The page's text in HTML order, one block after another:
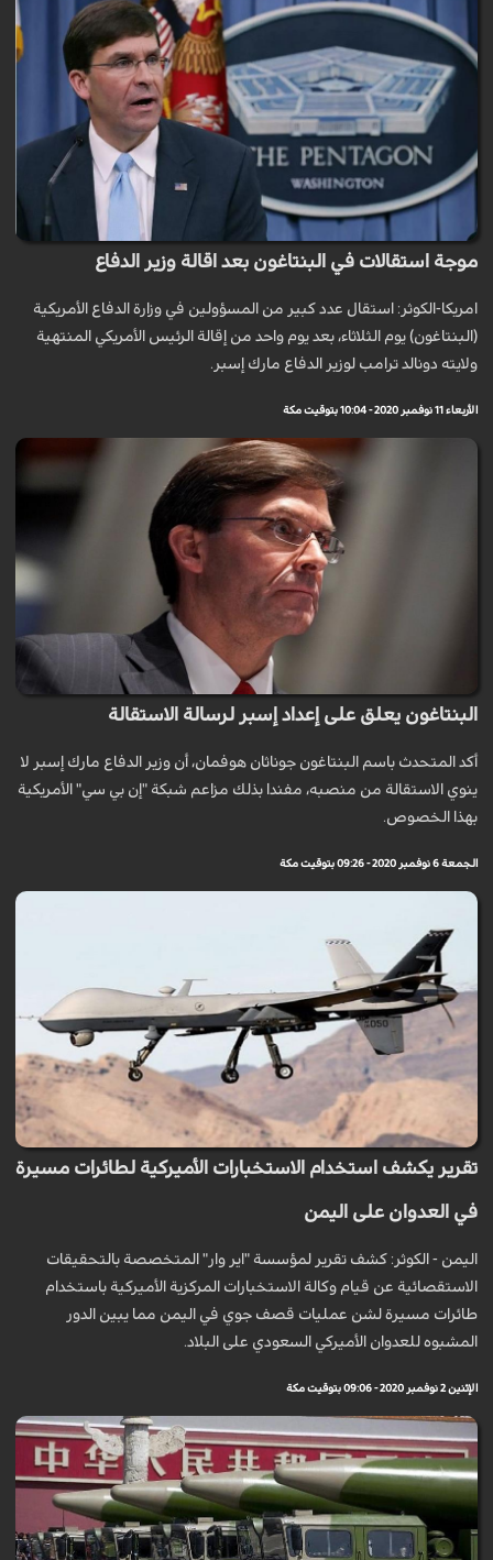
موجة استقالات في البنتاغون بعد اقالة وزير الدفاع
امريكا-الكوثر: استقال عدد كبير من المسؤولين في وزارة الدفاع الأمريكية
(البنتاغون) يوم الثلاثاء، بعد يوم واحد من إقالة الرئيس الأمريكي المنتهية
ولايته دونالد ترامب لوزير الدفاع مارك إسبر.
الأربعاء 11 نوفمبر 2020 - 10:04 بتوقيت مكة
البنتاغون يعلق على إعداد إسبر لرسالة الاستقالة
أكد المتحدث باسم البنتاغون جوناثان هوفمان، أن وزير الدفاع مارك إسبر لا
ينوي الاستقالة من منصبه، مفندا بذلك مزاعم شبكة "إن بي سي" الأمريكية
بهذا الخصوص.
الجمعة 6 نوفمبر 2020 - 09:26 بتوقيت مكة
تقرير يكشف استخدام الاستخبارات الأميركية لطائرات مسيرة
في العدوان على اليمن
اليمن - الكوثر: كشف تقرير لمؤسسة "اير وار" المتخصصة بالتحقيقات
الاستقصائية عن قيام وكالة الاستخبارات المركزية الأميركية باستخدام
طائرات مسيرة لشن عمليات قصف جوي في اليمن مما يبين الدور
المشبوه للعدوان الأميركي السعودي على البلاد.
الإثنين 2 نوفمبر 2020 - 09:06 بتوقيت مكة